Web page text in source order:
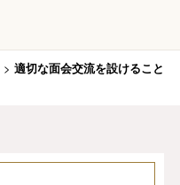
> 適切な面会交流を設けること